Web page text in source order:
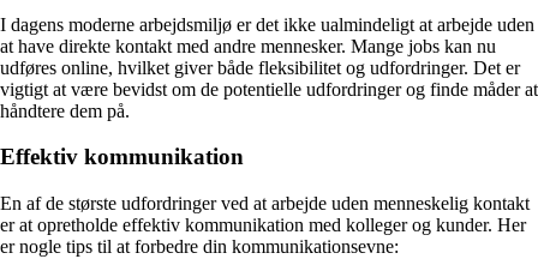
I dagens moderne arbejdsmiljø er det ikke ualmindeligt at arbejde uden
at have direkte kontakt med andre mennesker. Mange jobs kan nu
udføres online, hvilket giver både fleksibilitet og udfordringer. Det er
vigtigt at være bevidst om de potentielle udfordringer og finde måder at
håndtere dem på.
Effektiv kommunikation
En af de største udfordringer ved at arbejde uden menneskelig kontakt
er at opretholde effektiv kommunikation med kolleger og kunder. Her
er nogle tips til at forbedre din kommunikationsevne: